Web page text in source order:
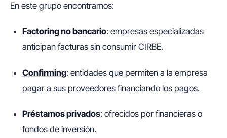
En este grupo encontramos:
Factoring no bancario: empresas especializadas
anticipan facturas sin consumir CIRBE.
Confirming: entidades que permiten a la empresa
pagar a sus proveedores financiando los pagos.
Préstamos privados: ofrecidos por financieras o
fondos de inversión.